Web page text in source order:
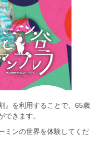
』を利用することで、65歳
できます。
ミンの世界を体験してくだ